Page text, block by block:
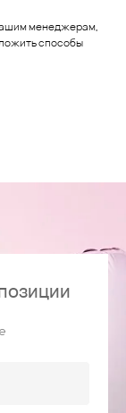
менеджерам,
способы